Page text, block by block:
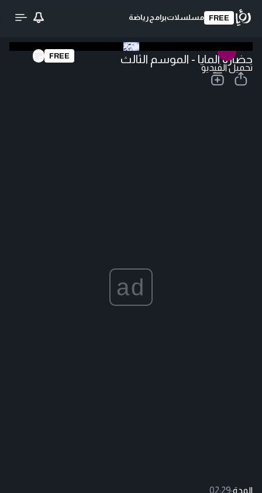
FREE مسلسلاتبرامج رياضة
تحميل الفيديو
FREE حضارة المايا - الموسم الثالث
ad
المدة:02:29